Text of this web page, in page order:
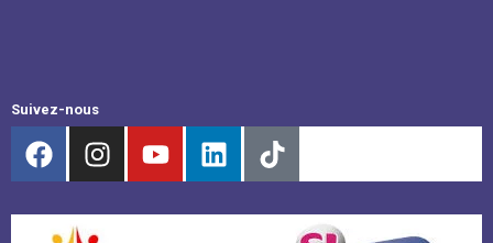
Suivez-nous